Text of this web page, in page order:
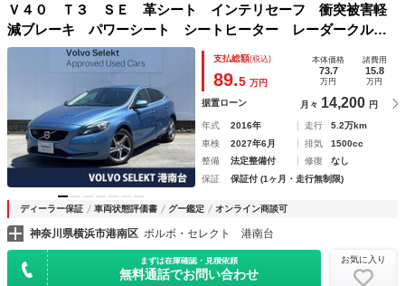
Ｖ４０ Ｔ３ ＳＥ 革シート インテリセーフ 衝突被害軽
減ブレーキ パワーシート シートヒーター レーダークルー
ズ ブラインドスポットモニター 禁煙車 純正ナビ バック
カメラ 純正アルミ Ｂｌｕｅｔｏｏｔｈ
支払総額(税込)
89.5 万円
本体価格
73.7
万円
諸費用
15.8
万円
据置ローン 月々 14,200 円
年式 2016年 走行
5.2万km
車検
2027年6月 排気
1500cc
整備
法定整備付 修復
なし
保証
保証付 (1ヶ月・走行無制限)
ディーラー保証 車両状態評価書 グー鑑定 オンライン商談可
神奈川県横浜市港南区 ボルボ・セレクト 港南台
まずは在庫確認・見積依頼
無料通話でお問い合わせ
お気に入り